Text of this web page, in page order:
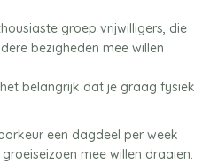
groep vrijwilligers, die
bezigheden mee willen
belangrijk dat je graag fysiek
een dagdeel per week
mee willen draaien.